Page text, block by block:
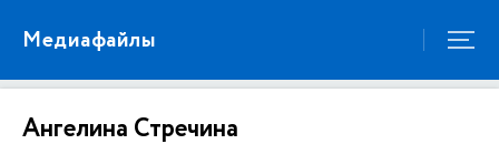
Медиафайлы
Ангелина Стречина